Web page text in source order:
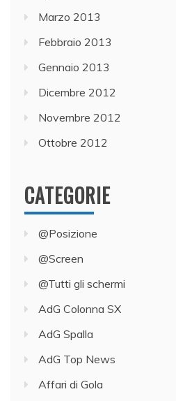
Marzo 2013
Febbraio 2013
Gennaio 2013
Dicembre 2012
Novembre 2012
Ottobre 2012
CATEGORIE
@Posizione
@Screen
@Tutti gli schermi
AdG Colonna SX
AdG Spalla
AdG Top News
Affari di Gola